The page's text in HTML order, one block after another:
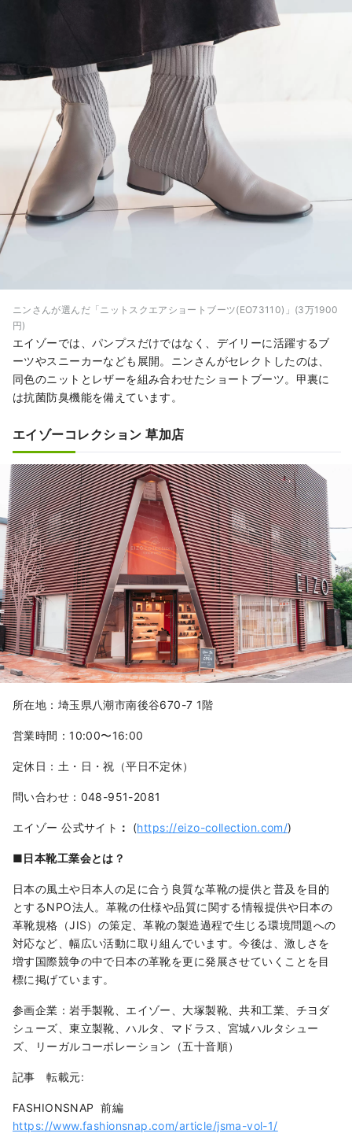
ニンさんが選んだ「ニットスクエアショートブーツ(EO73110)」(3万1900
円)
エイゾーでは、パンプスだけではなく、デイリーに活躍するブ
ーツやスニーカーなども展開。ニンさんがセレクトしたのは、
同色のニットとレザーを組み合わせたショートブーツ。甲裏に
は抗菌防臭機能を備えています。
エイゾーコレクション 草加店
所在地：埼玉県八潮市南後谷670-7 1階
営業時間：10:00〜16:00
定休日：土・日・祝（平日不定休）
問い合わせ：048-951-2081
エイゾー 公式サイト ： (https://eizo-collection.com/)
■日本靴工業会とは？
日本の風土や日本人の足に合う良質な革靴の提供と普及を目的
とするNPO法人。革靴の仕様や品質に関する情報提供や日本の
革靴規格（JIS）の策定、革靴の製造過程で生じる環境問題への
対応など、幅広い活動に取り組んでいます。今後は、激しさを
増す国際競争の中で日本の革靴を更に発展させていくことを目
標に掲げています。
参画企業：岩手製靴、エイゾー、大塚製靴、共和工業、チヨダ
シューズ、東立製靴、ハルタ、マドラス、宮城ハルタシュー
ズ、リーガルコーポレーション（五十音順）
記事 転載元:
FASHIONSNAP 前編
https://www.fashionsnap.com/article/jsma-vol-1/